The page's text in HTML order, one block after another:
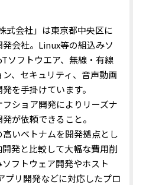
式会社」は東京都中央区に
会社。Linux等の組込みソ
ソフトウエア、無線・有線
、セキュリティ、音声動画
を手掛けています。
ショア開発によりリーズナ
が依頼できること。
いベトナムを開発拠点とし
発と比較して大幅な費用削
フトウェア開発やホスト
プリ開発などに対応したプロ